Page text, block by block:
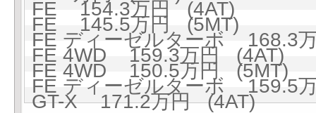
FE 154.3万円 (4AT)
FE 145.5万円 (5MT)
FE ディーゼルターボ 168.3
FE 4WD 159.3万円 (4AT)
FE 4WD 150.5万円 (5MT)
FE ディーゼルターボ 159.5
GT-X 171.2万円 (4AT)